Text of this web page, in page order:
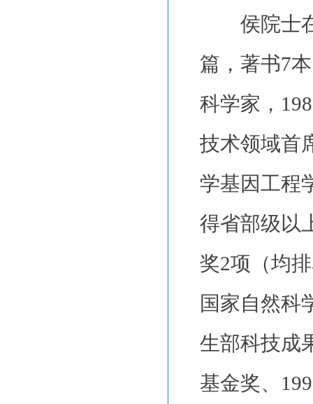
侯院士在
篇，著书7
科学家，
技术领域首
学基因工程
得省部级以
奖2项（均
国家自然科
生部科技成
基金奖、